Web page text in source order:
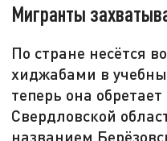
Мигранты
По стране несётся
хиджабами в
теперь она
Свердловской
названием